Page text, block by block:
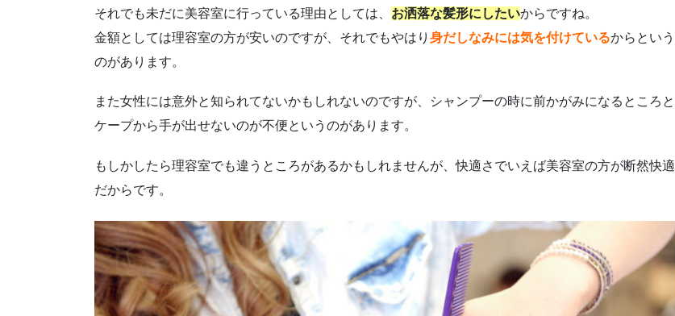
それでも未だに美容室に行っている理由としては、 お洒落な髪形にしたいからですね。
金額としては理容室の方が安いのですが、それでもやはり 身だしなみには気を付けているからという
のがあります。
また女性には意外と知られてないかもしれないのですが、シャンプーの時に前かがみになるところと
ケープから手が出せないのが不便というのがあります。
もしかしたら理容室でも違うところがあるかもしれませんが、快適さでいえば美容室の方が断然快適
だからです。